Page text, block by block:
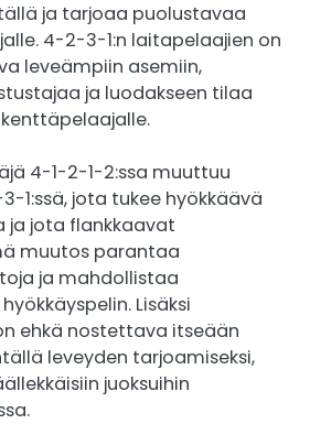
ja tarjoaa puolustavaa
4-2-3-1:n laitapelaajien on
leveämpiin asemiin,
ja luodakseen tilaa
4-1-2-1-2:ssa muuttuu
1:ssä, jota tukee hyökkäävä
ja jota flankkaavat
muutos parantaa
ja mahdollistaa
Lisäksi
ehkä nostettava itseään
leveyden tarjoamiseksi,
juoksuihin